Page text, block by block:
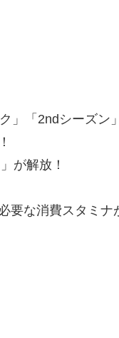
」「2ndシーズン
が解放！
要な消費スタミナ